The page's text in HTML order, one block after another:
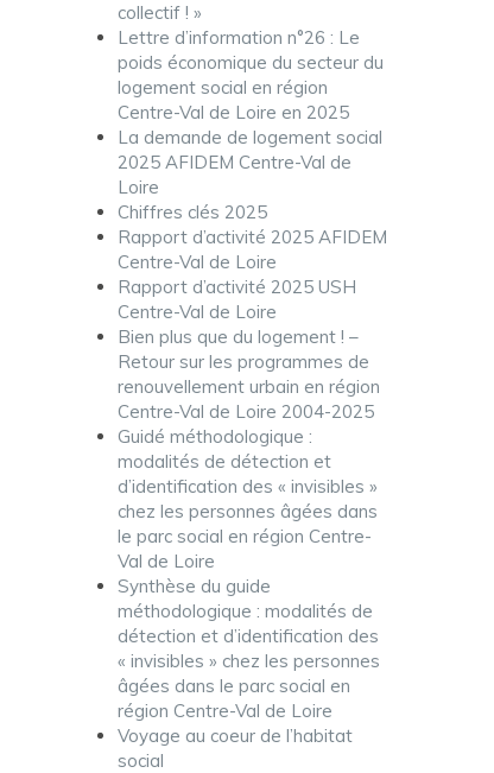
collectif ! »
Lettre d’information n°26 : Le
poids économique du secteur du
logement social en région
Centre-Val de Loire en 2025
La demande de logement social
2025 AFIDEM Centre-Val de
Loire
Chiffres clés 2025
Rapport d’activité 2025 AFIDEM
Centre-Val de Loire
Rapport d’activité 2025 USH
Centre-Val de Loire
Bien plus que du logement ! –
Retour sur les programmes de
renouvellement urbain en région
Centre-Val de Loire 2004-2025
Guidé méthodologique :
modalités de détection et
d’identification des « invisibles »
chez les personnes âgées dans
le parc social en région Centre-
Val de Loire
Synthèse du guide
méthodologique : modalités de
détection et d’identification des
« invisibles » chez les personnes
âgées dans le parc social en
région Centre-Val de Loire
Voyage au coeur de l’habitat
social